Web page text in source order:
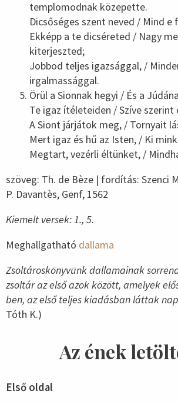
templomodnak közepette.
Dicsőséges szent neved / Mind
Ekképp a te dicséreted / Nagy
kiterjeszted;
Jobbod teljes igazsággal, /
irgalmassággal.
Örül a Sionnak hegyi / És a
Te igaz ítéleteiden / Szíve szerint
A Siont járjátok meg, / Tornyait
Mert igaz és hű az Isten, / Ki
Megtart, vezérli éltünket, /
szöveg: Th. de Bèze | fordítás: Szenci
P. Davantès, Genf, 1562
Kiemelt versek: 1., 5.
Meghallgatható dallama
Zsoltároskönyvünk dallamainak
zsoltár az első azok között, amelyek
ben, az első teljes kiadásban láttak
Tóth K.)
Az ének
Első oldal